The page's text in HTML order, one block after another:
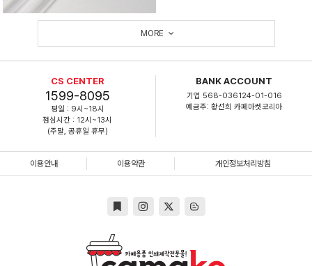
MORE
CS CENTER
1599-8095
평일 : 9시~18시
점심시간 : 12시~13시
(주말, 공휴일 휴무)
BANK ACCOUNT
기업 568-036124-01-016
예금주: 황선희 카페마켓코리아
이용안내 이용약관 개인정보처리방침